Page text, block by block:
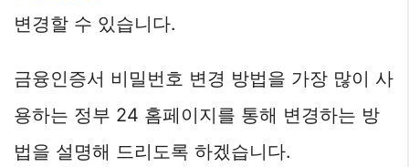
변경할 수 있습니다.
금융인증서 비밀번호 변경 방법을 가장 많이 사
용하는 정부 24 홈페이지를 통해 변경하는 방
법을 설명해 드리도록 하겠습니다.